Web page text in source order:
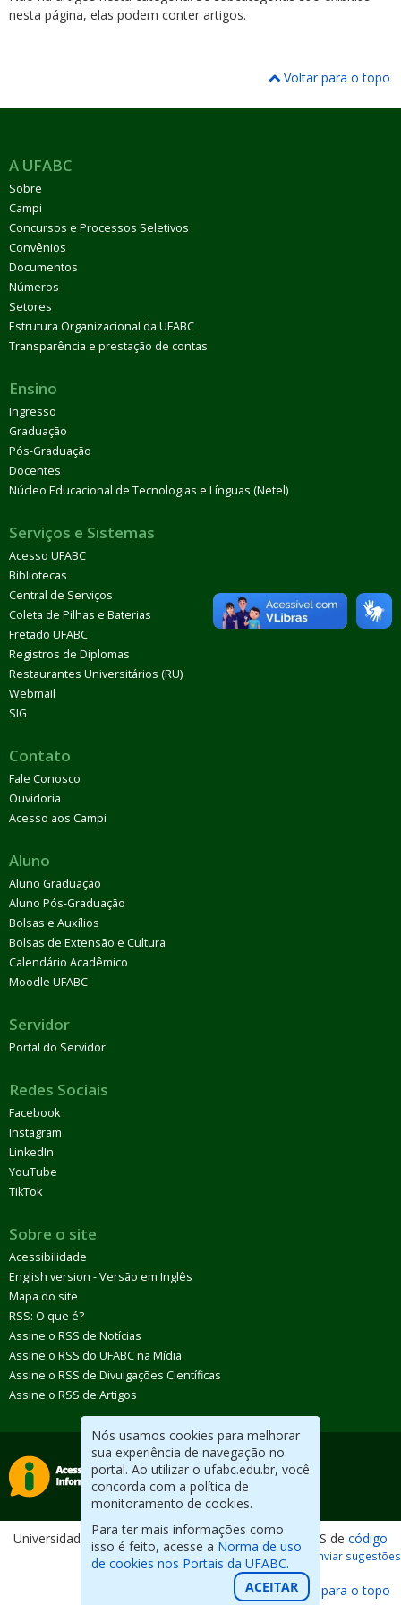
Nós usamos cookies para melhorar
sua experiência de navegação no
portal. Ao utilizar o ufabc.edu.br, você
concorda com a política de
monitoramento de cookies.
Para ter mais informações como
isso é feito, acesse a Norma de uso
de cookies nos Portais da UFABC.
ACEITAR
nesta página, elas podem conter artigos.
Voltar para o topo
A UFABC
Sobre
Campi
Concursos e Processos Seletivos
Convênios
Documentos
Números
Setores
Estrutura Organizacional da UFABC
Transparência e prestação de contas
Ensino
Ingresso
Graduação
Pós-Graduação
Docentes
Núcleo Educacional de Tecnologias e Línguas (Netel)
Serviços e Sistemas
Acesso UFABC
Bibliotecas
Central de Serviços
Coleta de Pilhas e Baterias
Fretado UFABC
Registros de Diplomas
Restaurantes Universitários (RU)
Webmail
SIG
Contato
Fale Conosco
Ouvidoria
Acesso aos Campi
Aluno
Aluno Graduação
Aluno Pós-Graduação
Bolsas e Auxílios
Bolsas de Extensão e Cultura
Calendário Acadêmico
Moodle UFABC
Servidor
Portal do Servidor
Redes Sociais
Facebook
Instagram
LinkedIn
YouTube
TikTok
Sobre o site
Acessibilidade
English version - Versão em Inglês
Mapa do site
RSS: O que é?
Assine o RSS de Notícias
Assine o RSS do UFABC na Mídia
Assine o RSS de Divulgações Científicas
Assine o RSS de Artigos
Universidade Federal do ABC. Desenvolvido com CMS de código
aberto. Reportar erros / Enviar sugestões
Voltar para o topo